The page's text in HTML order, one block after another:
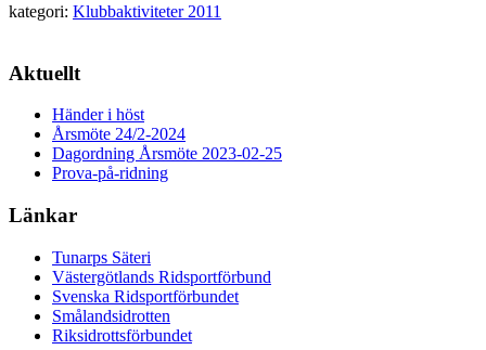
kategori: Klubbaktiviteter 2011
Aktuellt
Händer i höst
Årsmöte 24/2-2024
Dagordning Årsmöte 2023-02-25
Prova-på-ridning
Länkar
Tunarps Säteri
Västergötlands Ridsportförbund
Svenska Ridsportförbundet
Smålandsidrotten
Riksidrottsförbundet